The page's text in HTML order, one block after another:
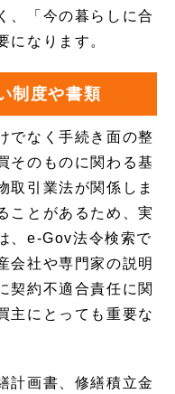
、「今の暮らしに合
になります。
制度や書類
でなく手続き面の整
そのものに関わる基
取引業法が関係しま
ことがあるため、実
、e-Gov法令検索で
会社や専門家の説明
契約不適合責任に関
主にとっても重要な
計画書、修繕積立金